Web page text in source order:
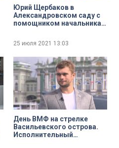
Юрий Щербаков в
Александровском саду с
помощником начальника
Кузнецова по работе с
военнослужащими
нейромонахом
Вениамином
25 июля 2021 13:03
День ВМФ на стрелке
Васильевского острова.
Исполнительный